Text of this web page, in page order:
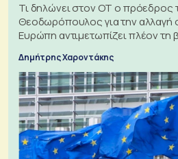
Τι δηλώνει στον ΟΤ ο πρόεδρος
Θεοδωρόπουλος για την αλλαγή
Ευρώπη αντιμετωπίζει πλέον τη
Δημήτρης Χαροντάκης